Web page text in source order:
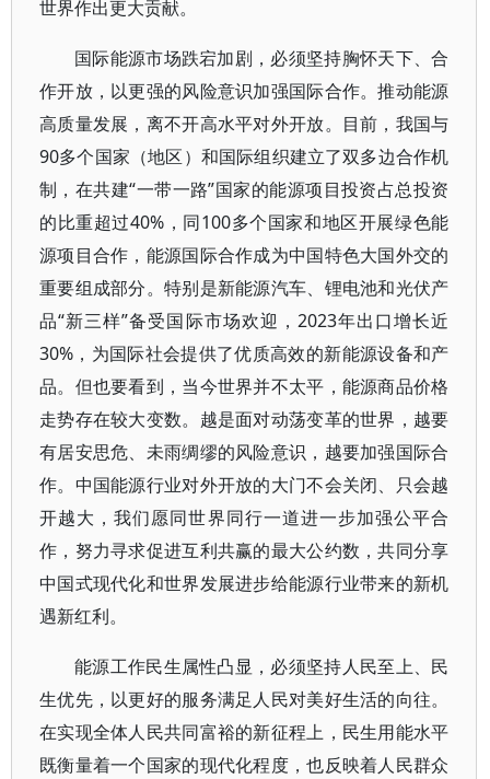
世界作出更大贡献。
国际能源市场跌宕加剧，必须坚持胸怀天下、合
作开放，以更强的风险意识加强国际合作。推动能源
高质量发展，离不开高水平对外开放。目前，我国与
90多个国家（地区）和国际组织建立了双多边合作机
制，在共建“一带一路”国家的能源项目投资占总投资
的比重超过40%，同100多个国家和地区开展绿色能
源项目合作，能源国际合作成为中国特色大国外交的
重要组成部分。特别是新能源汽车、锂电池和光伏产
品“新三样”备受国际市场欢迎，2023年出口增长近
30%，为国际社会提供了优质高效的新能源设备和产
品。但也要看到，当今世界并不太平，能源商品价格
走势存在较大变数。越是面对动荡变革的世界，越要
有居安思危、未雨绸缪的风险意识，越要加强国际合
作。中国能源行业对外开放的大门不会关闭、只会越
开越大，我们愿同世界同行一道进一步加强公平合
作，努力寻求促进互利共赢的最大公约数，共同分享
中国式现代化和世界发展进步给能源行业带来的新机
遇新红利。
能源工作民生属性凸显，必须坚持人民至上、民
生优先，以更好的服务满足人民对美好生活的向往。
在实现全体人民共同富裕的新征程上，民生用能水平
既衡量着一个国家的现代化程度，也反映着人民群众